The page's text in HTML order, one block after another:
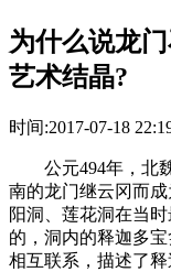
为什么说龙
艺术结晶?
时间:2017-07-18
公元494年，北魏
南的龙门继云冈而
阳洞、莲花洞在当
的，洞内的释迦多
相互联系，描述了